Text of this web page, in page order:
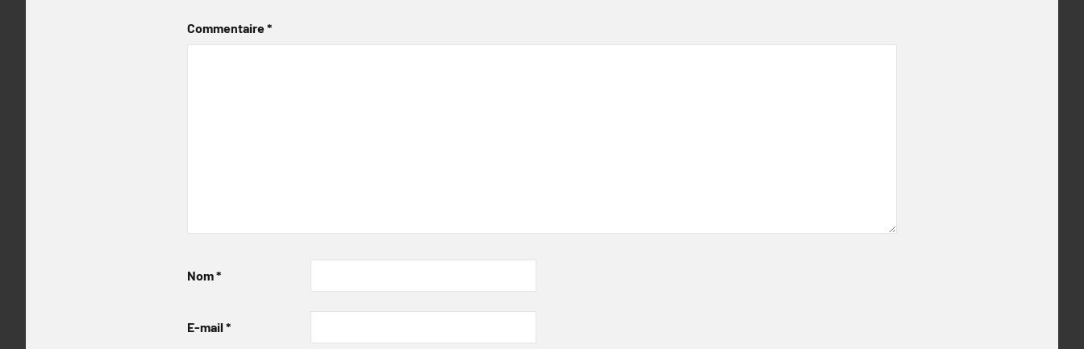
Commentaire*
Nom*
E-mail *